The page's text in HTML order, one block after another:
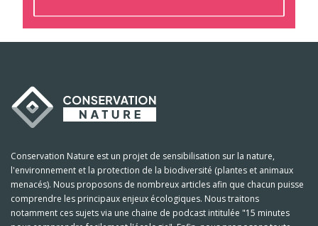
Conservation Nature est un projet de sensibilisation sur la nature,
l'environnement et la protection de la biodiversité (plantes et animaux
menacés). Nous proposons de nombreux articles afin que chacun puisse
comprendre les principaux enjeux écologiques. Nous traitons
notamment ces sujets via une chaine de podcast intitulée "15 minutes